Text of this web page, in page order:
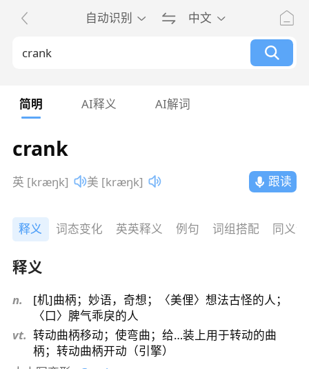
自动识别 中文
简明 AI释义 AI解词
crank
英 [kræŋk] 美 [kræŋk] 跟读
释义 词态变化 英英释义 例句 词组搭配 同义词
释义
n.
[机]曲柄；妙语，奇想；〈美俚〉想法古怪的人；
〈口〉脾气乖戾的人
vt. 转动曲柄移动；使弯曲；给…装上用于转动的曲
柄；转动曲柄开动（引擎）